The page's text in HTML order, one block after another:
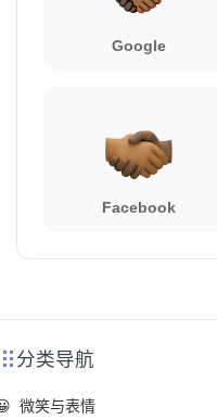
Google
Facebook
分类导航
微笑与表情